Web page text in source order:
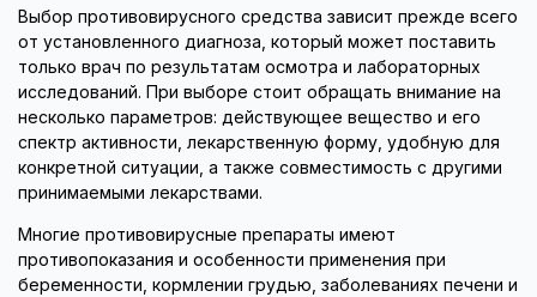
Выбор противовирусного средства зависит прежде всего
от установленного диагноза, который может поставить
только врач по результатам осмотра и лабораторных
исследований. При выборе стоит обращать внимание на
несколько параметров: действующее вещество и его
спектр активности, лекарственную форму, удобную для
конкретной ситуации, а также совместимость с другими
принимаемыми лекарствами.
Многие противовирусные препараты имеют
противопоказания и особенности применения при
беременности, кормлении грудью, заболеваниях печени и